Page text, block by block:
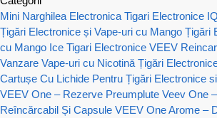
Mini Narghilea Electronica Tigari Electronice
Țigări Electronice și Vape-uri cu Mango Țigări
cu Mango Ice Tigari Electronice VEEV
Vanzare Vape-uri cu Nicotină Țigări
Cartușe Cu Lichide Pentru Țigări Electronice
VEEV One – Rezerve Preumplute Veev One
Reîncărcabil Și Capsule VEEV One Arome –